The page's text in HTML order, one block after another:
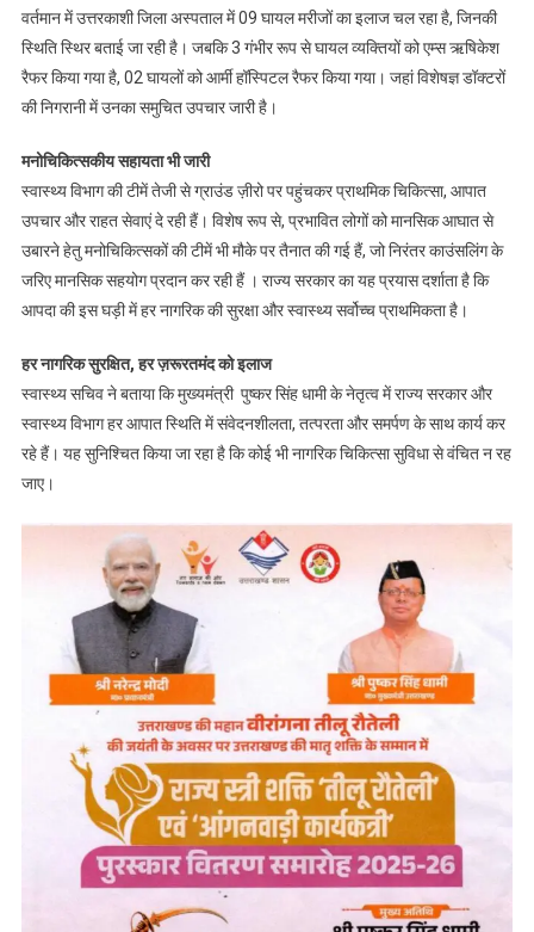
वर्तमान में उत्तरकाशी जिला अस्पताल में 09 घायल मरीजों का इलाज चल रहा है, जिनकी
स्थिति स्थिर बताई जा रही है। जबकि 3 गंभीर रूप से घायल व्यक्तियों को एम्स ऋषिकेश
रैफर किया गया है, 02 घायलों को आर्मी हॉस्पिटल रैफर किया गया। जहां विशेषज्ञ डॉक्टरों
की निगरानी में उनका समुचित उपचार जारी है।
मनोचिकित्सकीय सहायता भी जारी
स्वास्थ्य विभाग की टीमें तेजी से ग्राउंड ज़ीरो पर पहुंचकर प्राथमिक चिकित्सा, आपात
उपचार और राहत सेवाएं दे रही हैं। विशेष रूप से, प्रभावित लोगों को मानसिक आघात से
उबारने हेतु मनोचिकित्सकों की टीमें भी मौके पर तैनात की गई हैं, जो निरंतर काउंसलिंग के
जरिए मानसिक सहयोग प्रदान कर रही हैं । राज्य सरकार का यह प्रयास दर्शाता है कि
आपदा की इस घड़ी में हर नागरिक की सुरक्षा और स्वास्थ्य सर्वोच्च प्राथमिकता है।
हर नागरिक सुरक्षित, हर ज़रूरतमंद को इलाज
स्वास्थ्य सचिव ने बताया कि मुख्यमंत्री पुष्कर सिंह धामी के नेतृत्व में राज्य सरकार और
स्वास्थ्य विभाग हर आपात स्थिति में संवेदनशीलता, तत्परता और समर्पण के साथ कार्य कर
रहे हैं। यह सुनिश्चित किया जा रहा है कि कोई भी नागरिक चिकित्सा सुविधा से वंचित न रह
जाए।